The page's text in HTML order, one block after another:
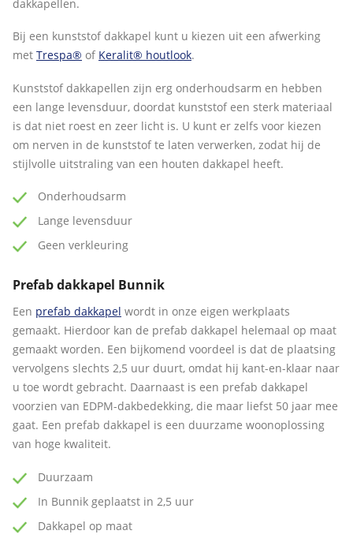
dakkapellen.
Bij een kunststof dakkapel kunt u kiezen uit een afwerking
met Trespa® of Keralit® houtlook.
Kunststof dakkapellen zijn erg onderhoudsarm en hebben
een lange levensduur, doordat kunststof een sterk materiaal
is dat niet roest en zeer licht is. U kunt er zelfs voor kiezen
om nerven in de kunststof te laten verwerken, zodat hij de
stijlvolle uitstraling van een houten dakkapel heeft.
Onderhoudsarm
Lange levensduur
Geen verkleuring
Prefab dakkapel Bunnik
Een prefab dakkapel wordt in onze eigen werkplaats
gemaakt. Hierdoor kan de prefab dakkapel helemaal op maat
gemaakt worden. Een bijkomend voordeel is dat de plaatsing
vervolgens slechts 2,5 uur duurt, omdat hij kant-en-klaar naar
u toe wordt gebracht. Daarnaast is een prefab dakkapel
voorzien van EDPM-dakbedekking, die maar liefst 50 jaar mee
gaat. Een prefab dakkapel is een duurzame woonoplossing
van hoge kwaliteit.
Duurzaam
In Bunnik geplaatst in 2,5 uur
Dakkapel op maat